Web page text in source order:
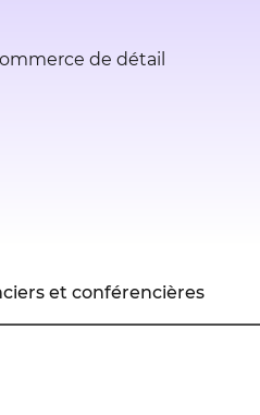
de détail
et conférencières